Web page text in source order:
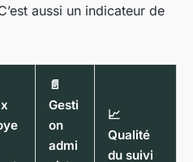
aussi un indicateur de
📄
Gesti
on
admi
📈
Qualité
du suivi